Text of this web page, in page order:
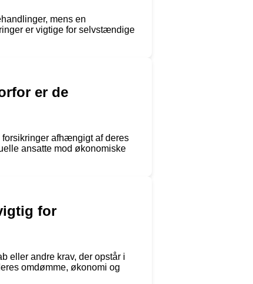
mens en
er vigtige for selvstændige
er de
afhængigt af deres
ansatte mod økonomiske
for
eller andre krav, der opstår i
omdømme, økonomi og